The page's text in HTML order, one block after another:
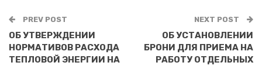
PREV POST
ОБ УТВЕРЖДЕНИИ
НОРМАТИВОВ РАСХОДА
ТЕПЛОВОЙ ЭНЕРГИИ НА
NEXT POST
ОБ УСТАНОВЛЕНИИ
БРОНИ ДЛЯ ПРИЕМА НА
РАБОТУ ОТДЕЛЬНЫХ